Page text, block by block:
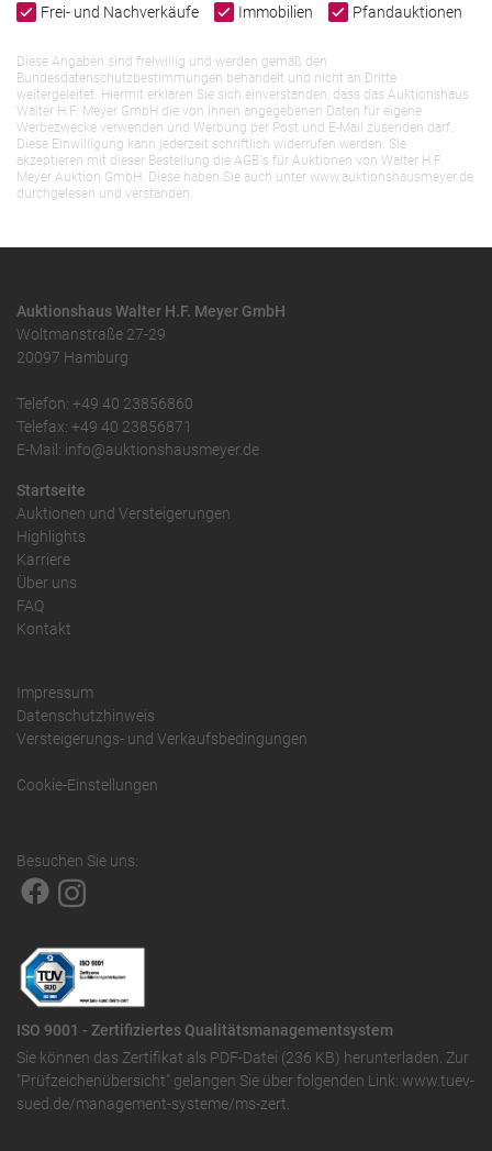
Frei- und Nachverkäufe
Immobilien Pfandauktionen
Diese Angaben sind freiwillig und werden gemäß den
Bundesdatenschutzbestimmungen behandelt und nicht an Dritte
weitergeleitet. Hiermit erklären Sie sich einverstanden, dass das Auktionshaus
Walter H.F. Meyer GmbH die von Ihnen angegebenen Daten für eigene
Werbezwecke verwenden und Werbung per Post und E-Mail zusenden darf.
Diese Einwilligung kann jederzeit schriftlich widerrufen werden. Sie
akzeptieren mit dieser Bestellung die AGB`s für Auktionen von Walter H.F.
Meyer Auktion GmbH. Diese haben Sie auch unter www.auktionshausmeyer.de
durchgelesen und verstanden.
Auktionshaus Walter H.F. Meyer GmbH
Woltmanstraße 27-29
20097 Hamburg
Telefon: +49 40 23856860
Telefax: +49 40 23856871
E-Mail: info@auktionshausmeyer.de
Startseite
Auktionen und Versteigerungen
Highlights
Karriere
Über uns
FAQ
Kontakt
Impressum
Datenschutzhinweis
Versteigerungs- und Verkaufsbedingungen
Cookie-Einstellungen
Besuchen Sie uns:
ISO 9001 - Zertifiziertes Qualitätsmanagementsystem
Sie können das Zertifikat als PDF-Datei (236 KB) herunterladen. Zur
"Prüfzeichenübersicht" gelangen Sie über folgenden Link: www.tuev-
sued.de/management-systeme/ms-zert